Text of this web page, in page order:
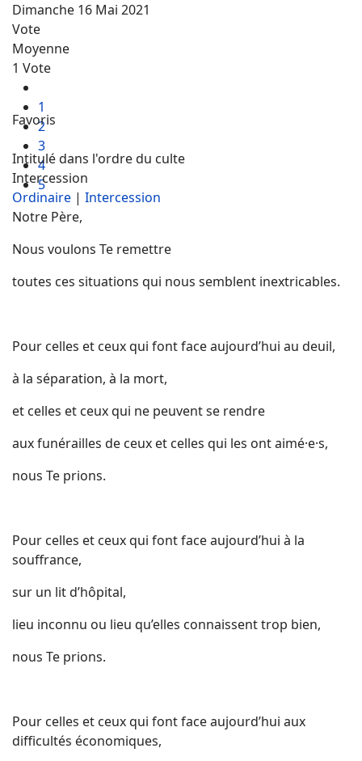
Dimanche 16 Mai 2021
Vote
Moyenne
1 Vote
1
2
3
4
5
Favoris
Intitulé dans l'ordre du culte
Intercession
Ordinaire | Intercession
Notre Père,
Nous voulons Te remettre
toutes ces situations qui nous semblent inextricables.
Pour celles et ceux qui font face aujourd’hui au deuil,
à la séparation, à la mort,
et celles et ceux qui ne peuvent se rendre
aux funérailles de ceux et celles qui les ont aimé·e·s,
nous Te prions.
Pour celles et ceux qui font face aujourd’hui à la
souffrance,
sur un lit d’hôpital,
lieu inconnu ou lieu qu’elles connaissent trop bien,
nous Te prions.
Pour celles et ceux qui font face aujourd’hui aux
difficultés économiques,